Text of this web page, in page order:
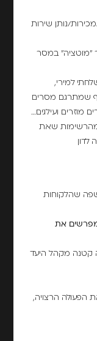
נותן שירות
"מוטציה" במסר
למירי,
שמתרגם מסרים
מוזרים ועילגים…
שאת
שהלקוחות
מפרשים את
קטנה מקהל היעד
הפעולה הרצויה,